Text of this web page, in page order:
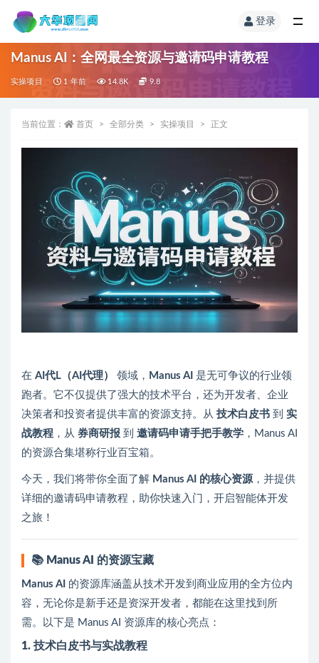
登录
Manus AI：全网最全资源与邀请码申请教程
实操项目 1 年前 14.8K 9.8
当前位置： 首页 全部分类 实操项目 正文
在 AI代L（AI代理） 领域， Manus AI 是无可争议的行业领
跑者。它不仅提供了强大的技术平台，还为开发者、企业
决策者和投资者提供丰富的资源支持。从 技术白皮书 到 实
战教程 ，从 券商研报 到 邀请码申请手把手教学 ，Manus AI
的资源合集堪称行业百宝箱。
今天，我们将带你全面了解 Manus AI 的核心资源 ，并提供
详细的邀请码申请教程，助你快速入门，开启智能体开发
之旅！
📚 Manus AI 的资源宝藏
Manus AI 的资源库涵盖从技术开发到商业应用的全方位内
容，无论你是新手还是资深开发者，都能在这里找到所
需。以下是 Manus AI 资源库的核心亮点：
1. 技术白皮书与实战教程